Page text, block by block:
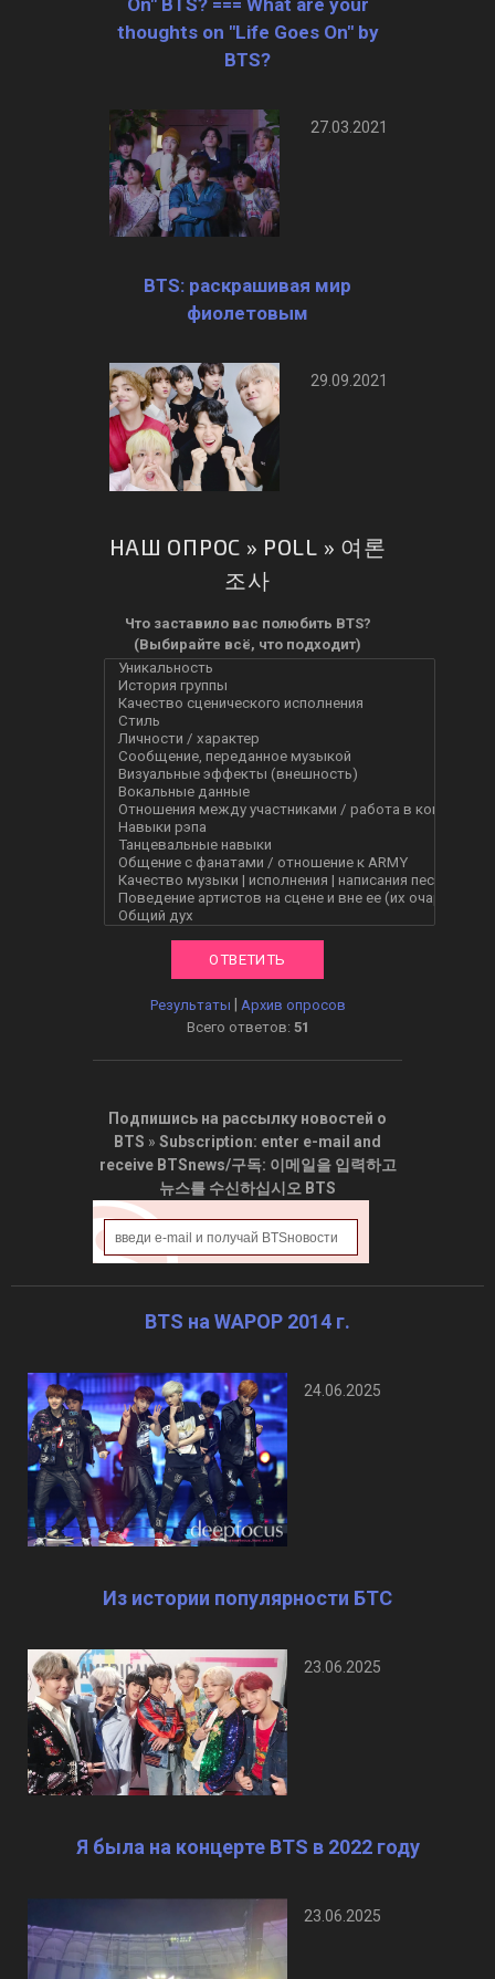
thoughts on "Life Goes On" by
BTS?
27.03.2021
BTS: раскрашивая мир
фиолетовым
29.09.2021
НАШ ОПРОС » POLL » 여론
조사
Что заставило вас полюбить BTS?
(Выбирайте всё, что подходит)
Результаты
Архив опросов
Всего ответов: 51
Подпишись на рассылку новостей о
BTS » Subscription: enter e-mail and
receive BTSnews/구독: 이메일을 입력하고
뉴스를 수신하십시오 BTS
BTS на WAPOP 2014 г.
24.06.2025
Из истории популярности БТС
23.06.2025
Я была на концерте BTS в 2022 году
23.06.2025